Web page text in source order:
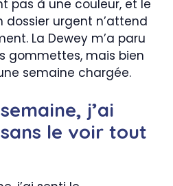
pas à une couleur, et le
dossier urgent n’attend
La Dewey m’a paru
gommettes, mais bien
semaine chargée.
j’ai
le voir tout